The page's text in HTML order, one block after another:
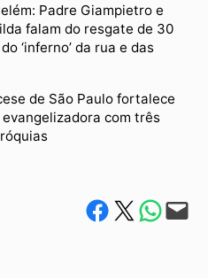
Padre Giampietro e
falam do resgate de 30
‘inferno’ da rua e das
de São Paulo fortalece
com três
Compartilhe no Facebook
Compartilhe no Twitter
Compartile via
Envie via e-mail